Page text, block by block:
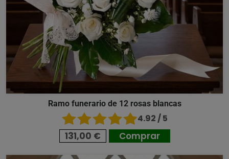
Ramo funerario de 12 rosas blancas
4.92 / 5
131,00 € Comprar